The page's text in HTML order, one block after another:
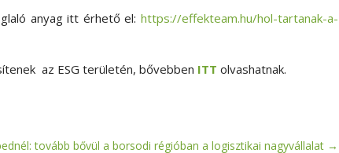
anyag itt érhető el: https://effekteam.hu/hol-tartanak-a-
az ESG területén, bővebben ITT olvashatnak.
tovább bővül a borsodi régióban a logisztikai nagyvállalat →